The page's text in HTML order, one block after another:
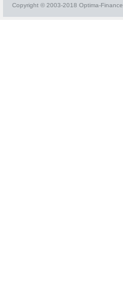
Copyright © 2003-2018 Optima-Finance